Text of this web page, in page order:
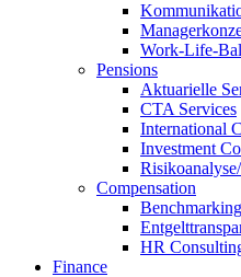
Work-Life-
Pensions
Aktuarielle
CTA Services
International
Investment
Compensation
Benchmarking
HR
Finance